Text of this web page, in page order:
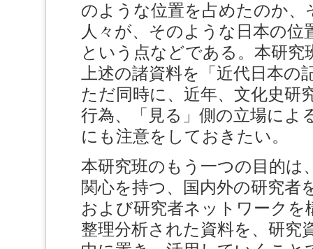
のような位置を占めたのか
人々が、そのような日本の
という点などである。本研
上述の諸資料を「近代日本
ただ同時に、近年、文化史研
行為、「見る」側の立場によ
にも注意をしておきたい。
本研究班のもう一つの目的は
関心を持つ、国内外の研究者
および研究者ネットワーク
整理分析された資料を、研